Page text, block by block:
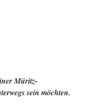
Müritz-
sein möchten.